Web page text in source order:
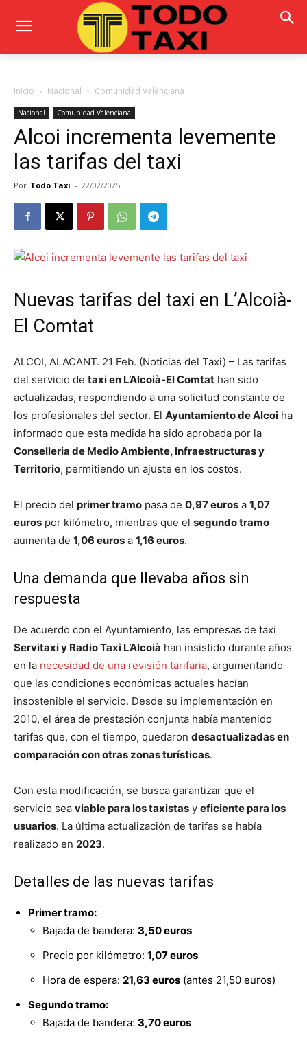
Inicio Nacional Comunidad Valenciana
Nacional Comunidad Valenciana
Alcoi incrementa levemente
las tarifas del taxi
Por Todo Taxi - 22/02/2025
Nuevas tarifas del taxi en L’Alcoià-
El Comtat
ALCOI, ALACANT. 21 Feb. (Noticias del Taxi) – Las tarifas
del servicio de taxi en L’Alcoià-El Comtat han sido
actualizadas, respondiendo a una solicitud constante de
los profesionales del sector. El Ayuntamiento de Alcoi ha
informado que esta medida ha sido aprobada por la
Conselleria de Medio Ambiente, Infraestructuras y
Territorio, permitiendo un ajuste en los costos.
El precio del primer tramo pasa de 0,97 euros a 1,07
euros por kilómetro, mientras que el segundo tramo
aumenta de 1,06 euros a 1,16 euros.
Una demanda que llevaba años sin
respuesta
De acuerdo con el Ayuntamiento, las empresas de taxi
Servitaxi y Radio Taxi L’Alcoià han insistido durante años
en la necesidad de una revisión tarifaria, argumentando
que las condiciones económicas actuales hacían
insostenible el servicio. Desde su implementación en
2010, el área de prestación conjunta había mantenido
tarifas que, con el tiempo, quedaron desactualizadas en
comparación con otras zonas turísticas.
Con esta modificación, se busca garantizar que el
servicio sea viable para los taxistas y eficiente para los
usuarios. La última actualización de tarifas se había
realizado en 2023.
Detalles de las nuevas tarifas
Primer tramo:
Bajada de bandera: 3,50 euros
Precio por kilómetro: 1,07 euros
Hora de espera: 21,63 euros (antes 21,50 euros)
Segundo tramo:
Bajada de bandera: 3,70 euros